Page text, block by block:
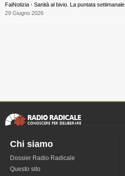
FaiNotizia - Sanità al bivio. La puntata settimanale
29 Giugno 2026
Chi siamo
Dossier Radio Radicale
Questo sito